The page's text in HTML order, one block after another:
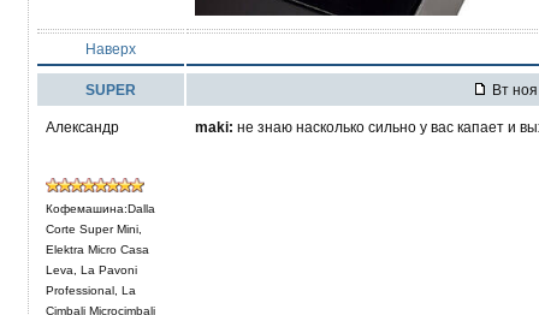
Наверх
SUPER Вт
Александр
Кофемашина:Dalla
Corte Super Mini,
Elektra Micro Casa
Leva, La Pavoni
Professional, La
Cimbali Microcimbali
maki: не знаю насколько сильно у вас капает и